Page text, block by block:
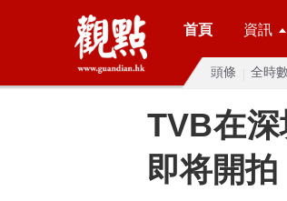
首頁 資訊
頭條 全時
TVB在深
即将開拍